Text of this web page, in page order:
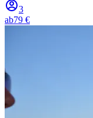
3
ab79 €